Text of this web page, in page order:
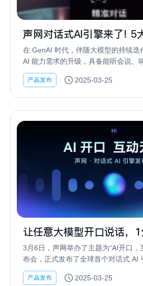
声网对话式AI引擎来了! 5
Agent比ChatGPT更会说
在 GenAI 时代，伴随大模型的持续迭
AI 能力需求的升级，具备能听会说、
能力的多模态大模型正在加速落地，
汤、豆包等多家主流大模型厂商...
产品发布 2025-03-25
让任意大模型开口说话，
钱！
3月6日，声网举办了主题为“AI开口，
布会，正式发布了全球首个对话式 AI
AI 引擎可支持任意文本大模型快速升
话式多模态大模型。同时，对话式 ...
产品发布 2025-03-25